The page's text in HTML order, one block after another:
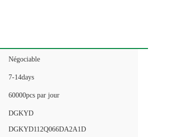
Négociable
7-14days
60000pcs par jour
DGKYD
DGKYD112Q066DA2A1D